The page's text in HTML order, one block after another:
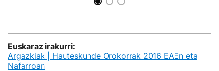
Euskaraz irakurri:
Argazkiak | Hauteskunde Orokorrak 2016 EAEn eta
Nafarroan